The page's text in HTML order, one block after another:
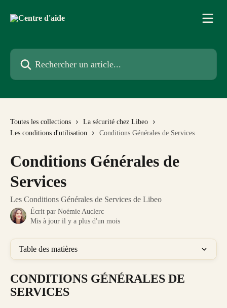
Rechercher un article...
Toutes les collections
La sécurité chez Libeo
Les conditions d'utilisation
Conditions Générales de Services
Conditions Générales de
Services
Les Conditions Générales de Services de Libeo
Écrit par Noémie Auclerc
Mis à jour il y a plus d'un mois
Table des matières
CONDITIONS GÉNÉRALES DE
SERVICES